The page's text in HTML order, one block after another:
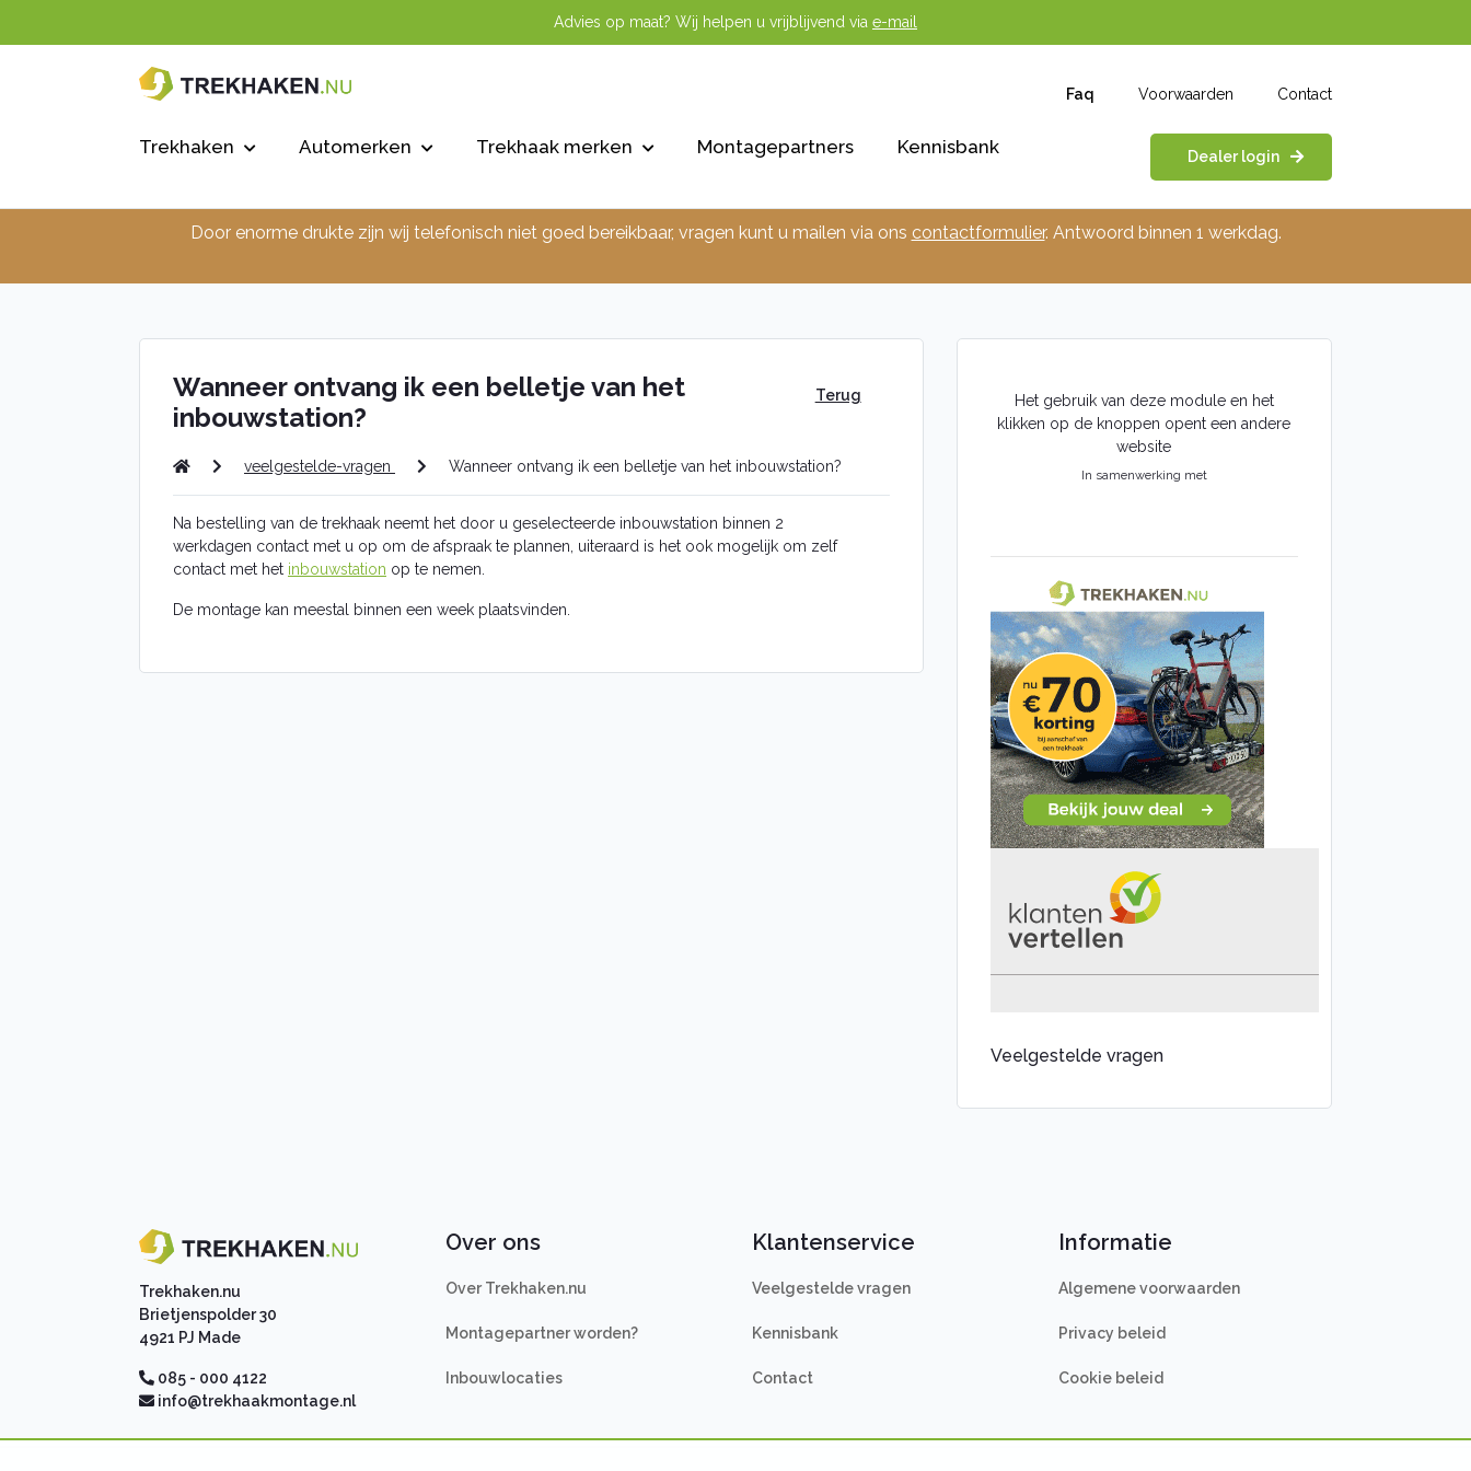
Advies op maat? Wij helpen u vrijblijvend via e-mail
Faq Voorwaarden Contact
Trekhaken Automerken Trekhaak merken Montagepartners Kennisbank Dealer login
Door enorme drukte zijn wij telefonisch niet goed bereikbaar, vragen kunt u mailen via ons contactformulier. Antwoord binnen 1 werkdag.
Wanneer ontvang ik een belletje van het
inbouwstation?
Terug
veelgestelde-vragen Wanneer ontvang ik een belletje van het inbouwstation?
Na bestelling van de trekhaak neemt het door u geselecteerde inbouwstation binnen 2
werkdagen contact met u op om de afspraak te plannen, uiteraard is het ook mogelijk om zelf
contact met het inbouwstation op te nemen.
De montage kan meestal binnen een week plaatsvinden.
Het gebruik van deze module en het
klikken op de knoppen opent een andere
website
In samenwerking met
Veelgestelde vragen
Trekhaken.nu
Brietjenspolder 30
4921 PJ Made
085 - 000 4122
info@trekhaakmontage.nl
Over ons
Over Trekhaken.nu
Montagepartner worden?
Inbouwlocaties
Klantenservice
Veelgestelde vragen
Kennisbank
Contact
Informatie
Algemene voorwaarden
Privacy beleid
Cookie beleid